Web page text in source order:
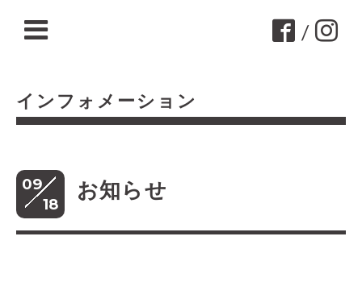
/
インフォメーション
09
18
お知らせ